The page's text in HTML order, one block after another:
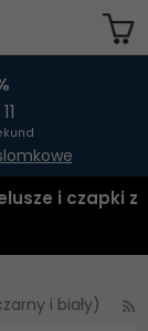
10
i czapki z
i biały)